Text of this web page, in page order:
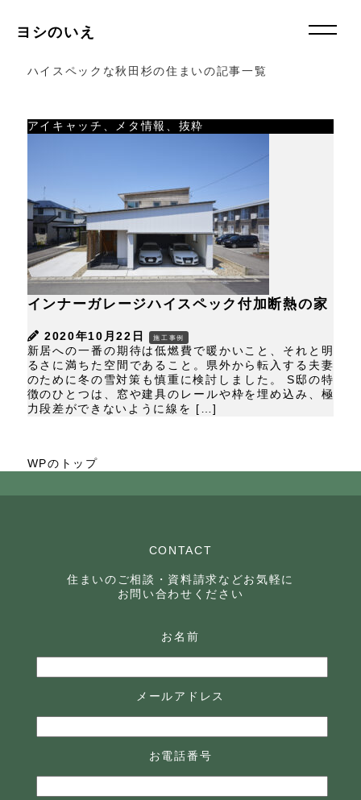
ヨシのいえ
ハイスペックな秋田杉の住まいの記事一覧
アイキャッチ、メタ情報、抜粋
インナーガレージハイスペック付加断熱の家
2020年10月22日 施工事例
新居への一番の期待は低燃費で暖かいこと、それと明
るさに満ちた空間であること。県外から転入する夫妻
のために冬の雪対策も慎重に検討しました。 S邸の特
徴のひとつは、窓や建具のレールや枠を埋め込み、極
力段差ができないように線を […]
WPのトップ
CONTACT
住まいのご相談・資料請求などお気軽に
お問い合わせください
お名前
メールアドレス
お電話番号